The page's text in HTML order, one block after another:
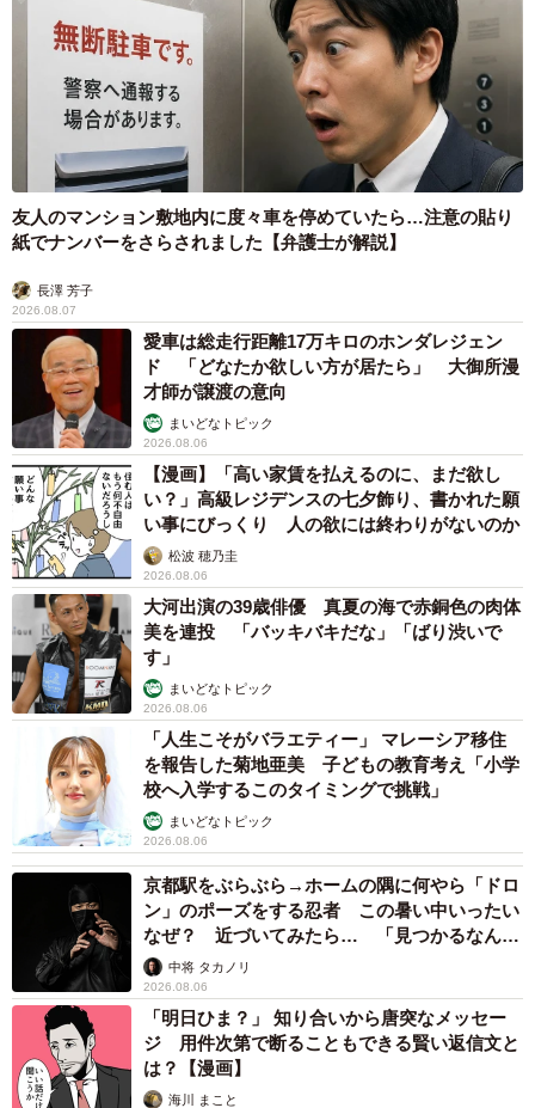
旨を伝えて下さい。それでも会社が対応してくれない場合
は、労働基準監督署に相談して下さい。
【改善方法】
①テレワークと年次有休休暇を切り分けるようにしてもら
う
②「時間単位」の年次有給休暇制度を導入してもらう
半日単位ではなく、時間単位で年次有休休暇が取得できる
と、労働者も会社も運用しやすくなるかもしれません。例
えば、通常勤務よりも短いテレワークの場合、残りの時間
は時間単位で取得する、という運用です。もちろん、会社
が一方的に有休処理するのは前述のとおり違法となりま
す。しかし、時間単位であれば、労働者も有休の残り日数
の減り方が緩和されるため、自主的に取得する動きにはな
りやすいと思われます。
③テレワーク時のルールを定めた「テレワーク規則」を作
成してもらう。
①②に挙げた内容を考慮したテレワーク時の労働時間、休
暇等の規則を作成します。この規則の中で、年次有給休暇
の取得や労働時間の把握の仕方、賃金等を明確にしておき
ます。通常の就業規則ではテレワークでの労務管理にマッ
チしない場合もありますので、テレワーク専用の規則は労
使トラブル回避のために有効です。
◆三谷文夫（みたに・ふみお） 社会保険労務士・産業カ
ウンセラー。兵庫県三田市にある「三谷社会保険労務士事
務所」代表。1977年生まれ。製造業の会社で労務管理を担
当後、2013年に社会保険労務士として独立。これまでに60
社以上の企業の労務管理に携わる。2020年から関西学院大
学非常勤講師。2022年6月に『図解と事例これ一冊！労務
友人のマンション敷地内に度々車を停めていたら…注意の貼り
紙でナンバーをさらされました【弁護士が解説】
長澤 芳子
2026.08.07
愛車は総走行距離17万キロのホンダレジェン
ド 「どなたか欲しい方が居たら」 大御所漫
才師が譲渡の意向
まいどなトピック
2026.08.06
【漫画】「高い家賃を払えるのに、まだ欲し
い？」高級レジデンスの七夕飾り、書かれた願
い事にびっくり 人の欲には終わりがないのか
松波 穂乃圭
2026.08.06
大河出演の39歳俳優 真夏の海で赤銅色の肉体
美を連投 「バッキバキだな」「ばり渋いで
す」
まいどなトピック
2026.08.06
「人生こそがバラエティー」 マレーシア移住
を報告した菊地亜美 子どもの教育考え「小学
校へ入学するこのタイミングで挑戦」
まいどなトピック
2026.08.06
京都駅をぶらぶら→ホームの隅に何やら「ドロ
ン」のポーズをする忍者 この暑い中いったい
なぜ？ 近づいてみたら… 「見つかるなんて
未熟」中将 タカノリ
2026.08.06
「明日ひま？」 知り合いから唐突なメッセー
ジ 用件次第で断ることもできる賢い返信文と
は？【漫画】
海川 まこと